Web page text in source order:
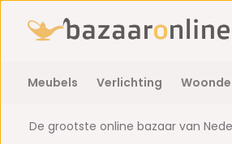
Meubels Verlichting
De grootste online bazaar van